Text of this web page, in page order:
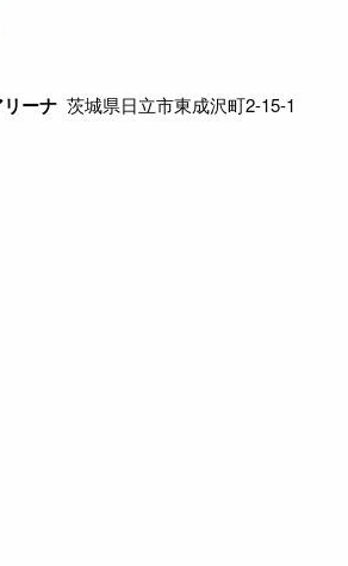
ーナ 茨城県日立市東成沢町2-15-1